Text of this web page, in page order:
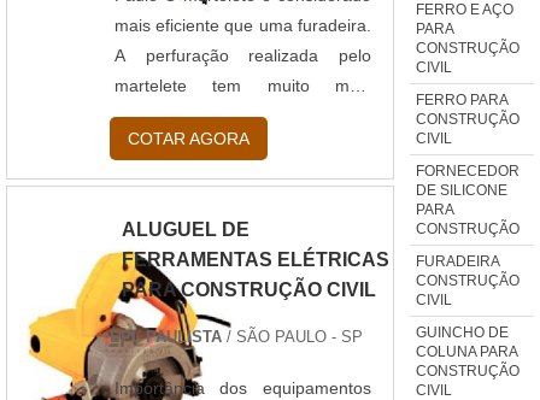
primeiro passo da
terraplanagem, de acordo com
as....
mais eficiente que uma furadeira.
A perfuração realizada pelo
martelete tem muito mais
qualidade e eficiência. Por isso,
muitas empreiteiras ou
profissionais de construção civil
Paulo deste equipamento. Por
serem eficientes, os marteletes
são muito procurados. Mas, para
o aluguel de compressores com
martelete não se tornar uma dor
de cabeça procure uma emp....
COTAR AGORA
ALUGUEL DE
FERRAMENTAS ELÉTRICAS
PARA CONSTRUÇÃO CIVIL
EPL PAULISTA/ SÃO PAULO - SP
Importância dos equipamentos
FERRO E AÇO
PARA
CONSTRUÇÃO
CIVIL
FERRO PARA
CONSTRUÇÃO
CIVIL
FORNECEDOR
DE SILICONE
PARA
CONSTRUÇÃO
FURADEIRA
CONSTRUÇÃO
CIVIL
GUINCHO DE
COLUNA PARA
CONSTRUÇÃO
CIVIL